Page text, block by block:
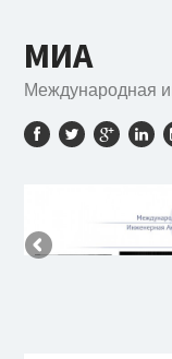
МИА
Международная